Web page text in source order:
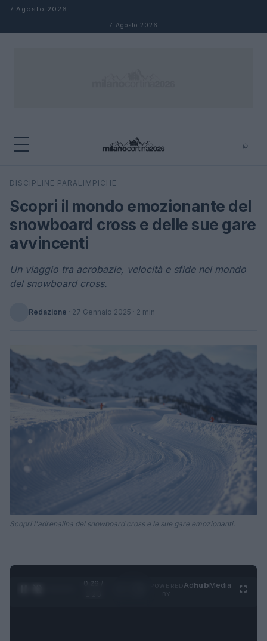
Salta al contenuto
7 Agosto 2026
7 Agosto 2026
⌕
Cerca
DISCIPLINE PARALIMPICHE
Scopri il mondo emozionante del
snowboard cross e delle sue gare
avvincenti
Un viaggio tra acrobazie, velocità e sfide nel mondo
del snowboard cross.
Redazione · 27 Gennaio 2025 · 2 min
Scopri l'adrenalina del snowboard cross e le sue gare emozionanti.
0:27 /
AdhubMedia